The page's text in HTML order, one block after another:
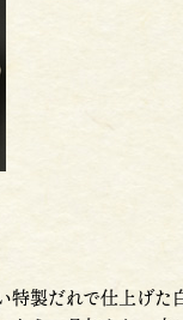
製だれで仕上げた